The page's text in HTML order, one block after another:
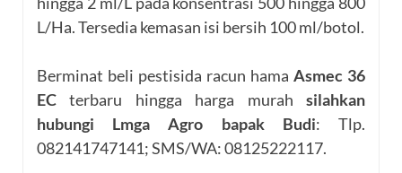
L/Ha. Tersedia kemasan isi bersih 100 ml/botol.
Berminat beli pestisida racun hama Asmec 36
ECterbaru hingga harga murahsilahkan
hubungi Lmga Agro bapak Budi: Tlp.
082141747141; SMS/WA: 08125222117.